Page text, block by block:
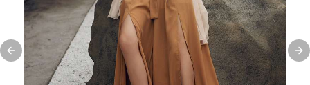
Previous slide